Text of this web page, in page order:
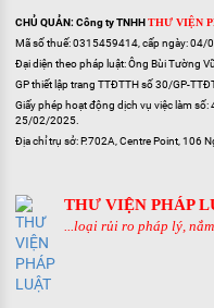
CHỦ QUẢN: Công ty TNHHTHƯ VIỆN
Mã số thuế: 0315459414, cấp ngày: 04/
Đại diện theo pháp luật: Ông Bùi Tường Vũ
GP thiết lập trang TTĐTTH số 30/GP-
Giấy phép hoạt động dịch vụ việc làm
25/02/2025.
Địa chỉ trụ sở: P.702A, Centre Point, 106
THƯ VIỆN PHÁP
...loại rủi ro pháp lý,